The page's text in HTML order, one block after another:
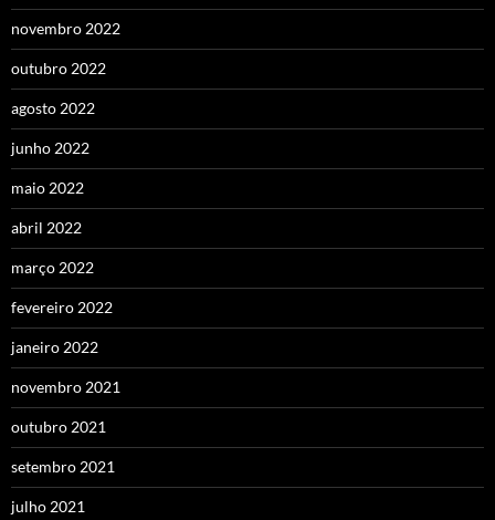
novembro 2022
outubro 2022
agosto 2022
junho 2022
maio 2022
abril 2022
março 2022
fevereiro 2022
janeiro 2022
novembro 2021
outubro 2021
setembro 2021
julho 2021